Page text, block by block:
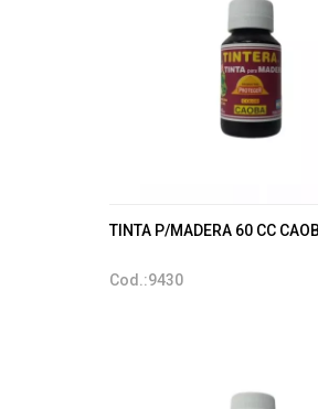
TINTA P/MADERA 60 CC
Cod.:9430